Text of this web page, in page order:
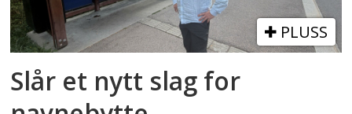
PLUSS
Slår et nytt slag for